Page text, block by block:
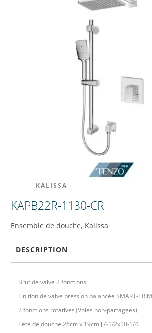
KALISSA
KAPB22R-1130-CR
Ensemble de douche, Kalissa
DESCRIPTION
Brut de valve 2 fonctions
Finition de valve pression balancée SMART-TRIM
2 fonctions rotatives (Voies non-partagées)
Tête de douche 26cm x 19cm [7-1/2x10-1/4"]